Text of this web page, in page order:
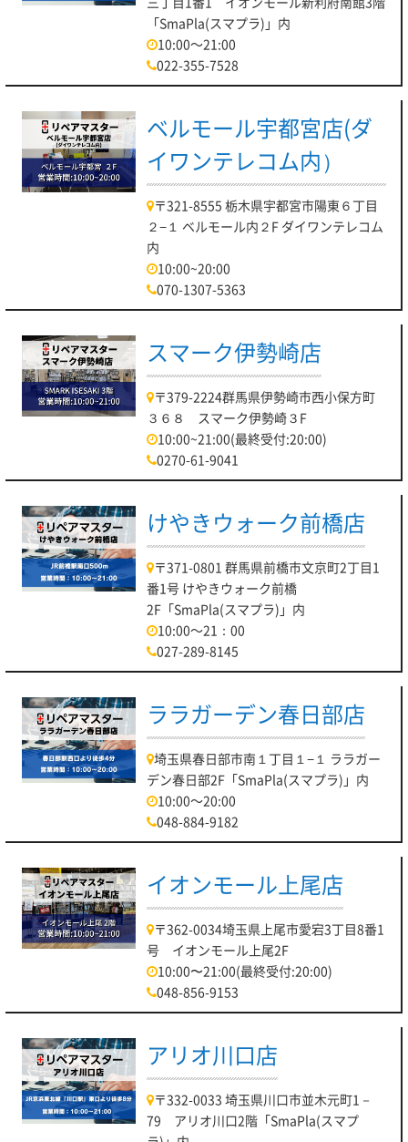
「SmaPla(スマプラ)」内
10:00～21:00
022-355-7528
ベルモール宇都宮店(ダ
イワンテレコム内）
〒321-8555 栃木県宇都宮市陽東６丁目
２−１ ベルモール内２F ダイワンテレコム
内
10:00~20:00
070-1307-5363
スマーク伊勢崎店
〒379-2224群馬県伊勢崎市西小保方町
３６８ スマーク伊勢崎３F
10:00~21:00(最終受付:20:00)
0270-61-9041
けやきウォーク前橋店
〒371-0801 群馬県前橋市文京町2丁目1
番1号 けやきウォーク前橋
2F「SmaPla(スマプラ)」内
10:00～21：00
027-289-8145
ララガーデン春日部店
埼玉県春日部市南１丁目１−１ ララガー
デン春日部2F「SmaPla(スマプラ)」内
10:00～20:00
048-884-9182
イオンモール上尾店
〒362-0034埼玉県上尾市愛宕3丁目8番1
号 イオンモール上尾2F
10:00〜21:00(最終受付:20:00)
048-856-9153
アリオ川口店
〒332-0033 埼玉県川口市並木元町1－
79 アリオ川口2階「SmaPla(スマプ